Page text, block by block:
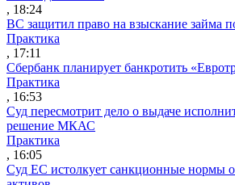
, 18:24
ВС защитил право на взыскание займа
Практика
, 17:11
Сбербанк планирует банкротить
Практика
, 16:53
Суд пересмотрит дело о выдаче
решение МКАС
Практика
, 16:05
Суд ЕС истолкует санкционные нормы о